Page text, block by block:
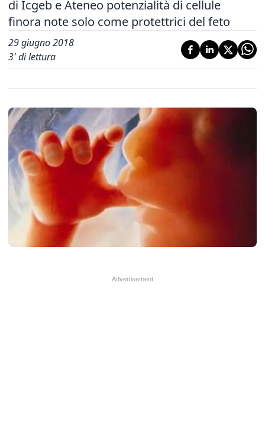
di Icgeb e Ateneo potenzialità di cellule
finora note solo come protettrici del feto
29 giugno 2018
3' di lettura